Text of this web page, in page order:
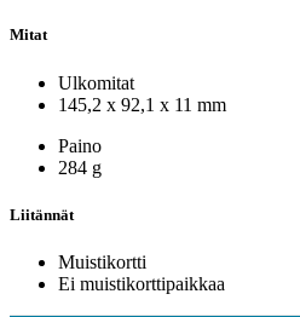
Mitat
Ulkomitat
145,2 x 92,1 x 11 mm
Paino
284 g
Liitännät
Muistikortti
Ei muistikorttipaikkaa